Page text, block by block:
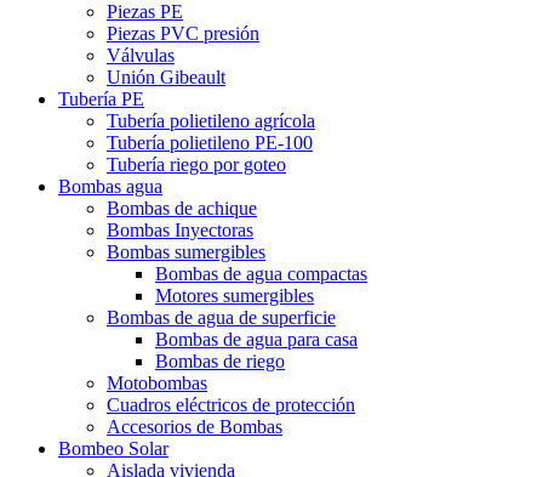
Piezas PE
Piezas PVC presión
Válvulas
Unión Gibeault
Tubería PE
Tubería polietileno agrícola
Tubería polietileno PE-100
Tubería riego por goteo
Bombas agua
Bombas de achique
Bombas Inyectoras
Bombas sumergibles
Bombas de agua compactas
Motores sumergibles
Bombas de agua de superficie
Bombas de agua para casa
Bombas de riego
Motobombas
Cuadros eléctricos de protección
Accesorios de Bombas
Bombeo Solar
Aislada vivienda